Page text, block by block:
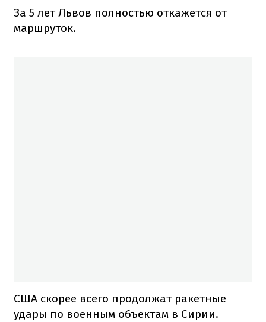
За 5 лет Львов полностью откажется от
маршруток.
США скорее всего продолжат ракетные
удары по военным объектам в Сирии.